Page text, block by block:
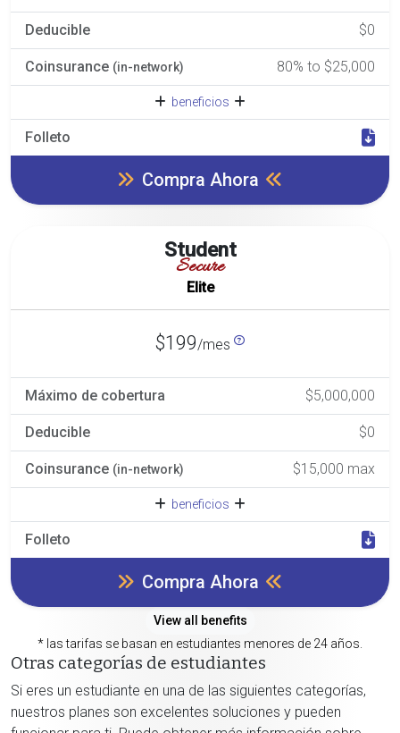
Deducible $0
Coinsurance (in-network) 80% to $25,000
beneficios
Folleto
Compra Ahora
Student
Secure
Elite
$199/mes
Máximo de cobertura $5,000,000
Deducible $0
Coinsurance (in-network) $15,000 max
beneficios
Folleto
Compra Ahora
View all benefits
* las tarifas se basan en estudiantes menores de 24 años.
Otras categorías de estudiantes
Si eres un estudiante en una de las siguientes categorías,
nuestros planes son excelentes soluciones y pueden